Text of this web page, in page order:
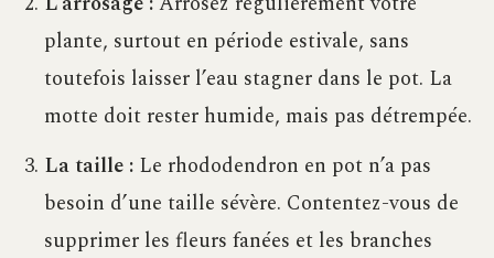
plante, surtout en période estivale, sans
toutefois laisser l’eau stagner dans le pot. La
motte doit rester humide, mais pas détrempée.
La taille : Le rhododendron en pot n’a pas
besoin d’une taille sévère. Contentez-vous de
supprimer les fleurs fanées et les branches